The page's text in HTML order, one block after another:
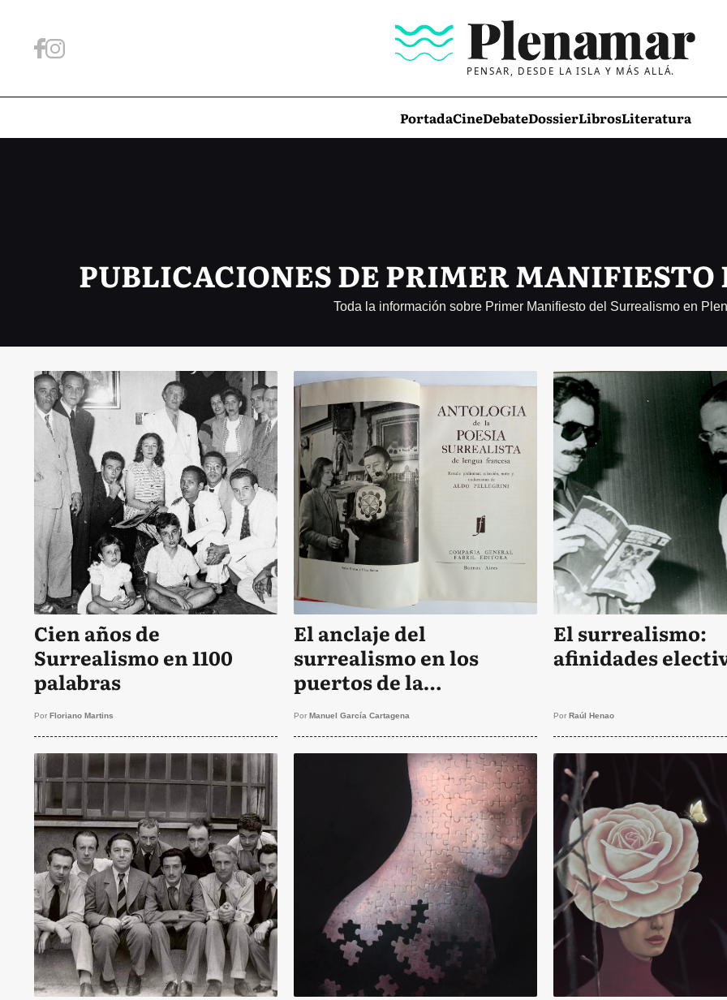
PENSAR, DESDE LA ISLA Y MÁS ALLÁ.
PortadaCineDebateDossierLibrosLiteratura
PUBLICACIONES DE PRIMER MANIFIESTO
Toda la información sobre Primer Manifiesto del Surrealismo en
Cien años de
Surrealismo en 1100
palabras
Por Floriano Martins
El anclaje del
surrealismo en los
puertos de la
contradicción
Por Manuel García Cartagena
El surrealismo:
afinidades
Por Raúl Henao